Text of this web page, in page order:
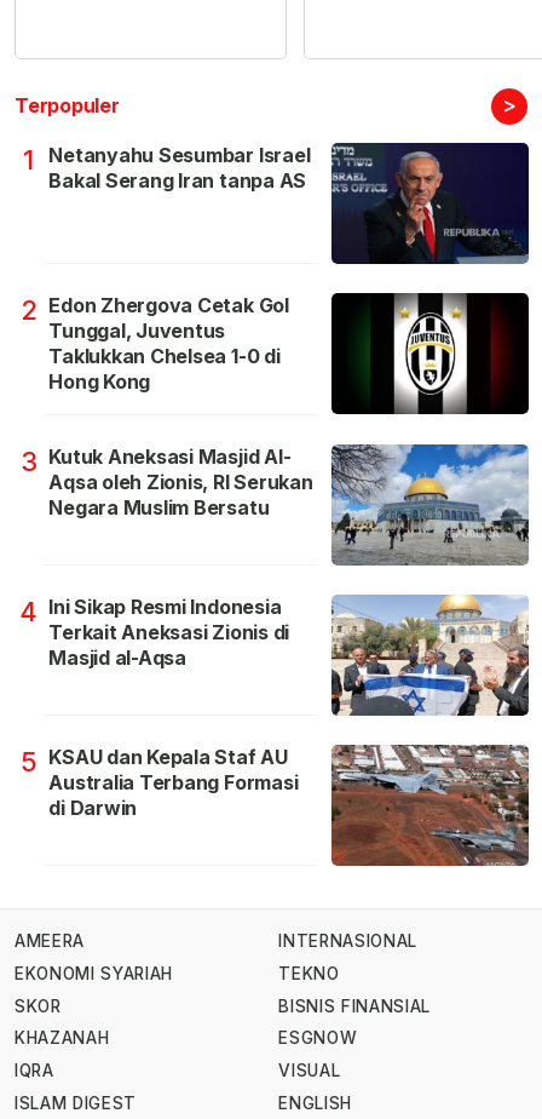
Terpopuler >
1
Netanyahu Sesumbar Israel
Bakal Serang Iran tanpa AS
2 Edon Zhergova Cetak Gol
Tunggal, Juventus
Taklukkan Chelsea 1-0 di
Hong Kong
3 Kutuk Aneksasi Masjid Al-
Aqsa oleh Zionis, RI Serukan
Negara Muslim Bersatu
4 Ini Sikap Resmi Indonesia
Terkait Aneksasi Zionis di
Masjid al-Aqsa
5 KSAU dan Kepala Staf AU
Australia Terbang Formasi
di Darwin
AMEERA
EKONOMI SYARIAH
SKOR
KHAZANAH
IQRA
ISLAM DIGEST
INTERNASIONAL
TEKNO
BISNIS FINANSIAL
ESGNOW
VISUAL
ENGLISH